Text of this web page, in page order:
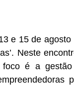
e 15 de
Neste
é a gestão